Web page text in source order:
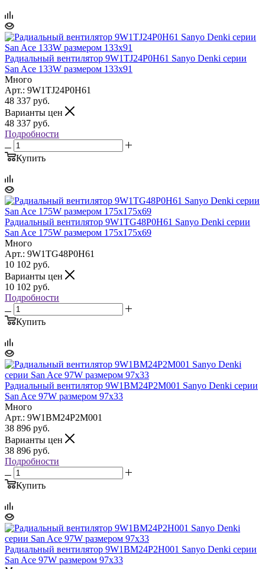
Радиальный вентилятор 9W1TJ24P0H61 Sanyo Denki серии
San Ace 133W размером 133x91
Много
Арт.: 9W1TJ24P0H61
48 337 руб.
Варианты цен
48 337 руб.
Подробности
Купить
Радиальный вентилятор 9W1TG48P0H61 Sanyo Denki серии
San Ace 175W размером 175x175x69
Много
Арт.: 9W1TG48P0H61
10 102 руб.
Варианты цен
10 102 руб.
Подробности
Купить
Радиальный вентилятор 9W1BM24P2M001 Sanyo Denki серии
San Ace 97W размером 97x33
Много
Арт.: 9W1BM24P2M001
38 896 руб.
Варианты цен
38 896 руб.
Подробности
Купить
Радиальный вентилятор 9W1BM24P2H001 Sanyo Denki серии
San Ace 97W размером 97x33